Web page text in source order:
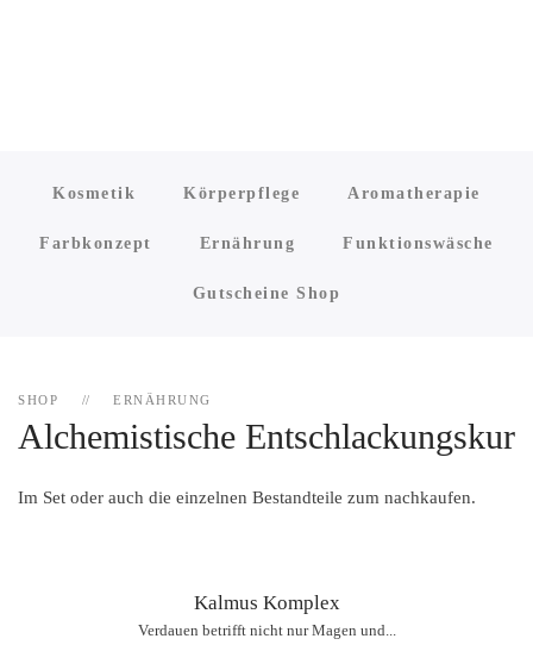
Kosmetik Körperpflege Aromatherapie
Farbkonzept Ernährung Funktionswäsche
Gutscheine Shop
SHOP ERNÄHRUNG
Alchemistische Entschlackungskur
Im Set oder auch die einzelnen Bestandteile zum nachkaufen.
Kalmus Komplex
Verdauen betrifft nicht nur Magen und...